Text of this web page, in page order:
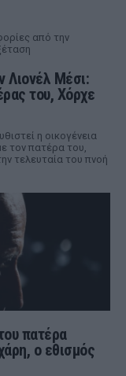
από την
Λιονέλ Μέσι:
του, Χόρχε
η οικογένεια
τον πατέρα του,
τελευταία του πνοή
πατέρα
ο εθισμός